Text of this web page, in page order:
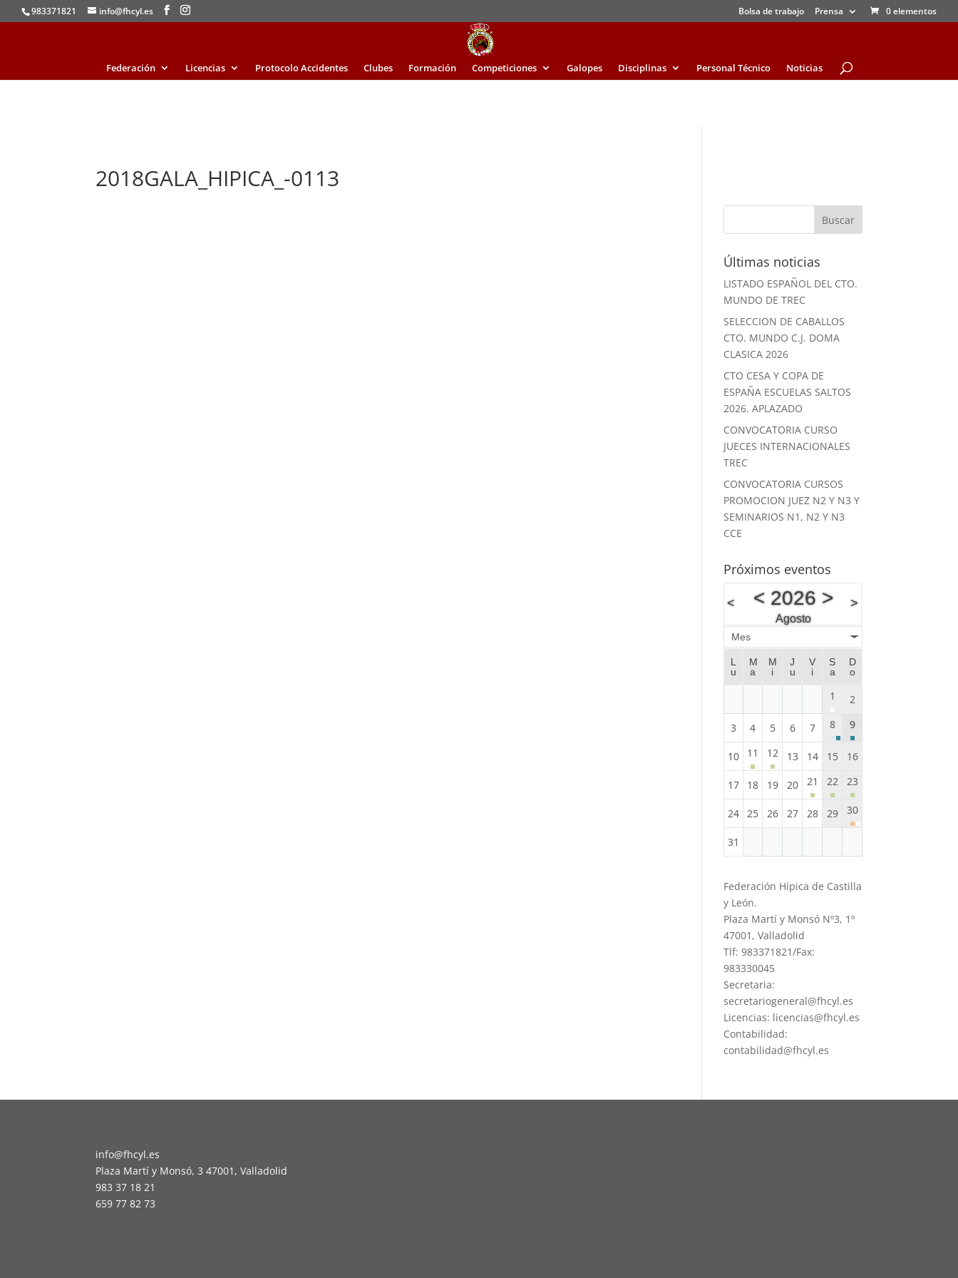
983371821 info@fhcyl.es Bolsa de trabajo Prensa 0 elementos
Federación Licencias Protocolo Accidentes Clubes Formación Competiciones Galopes Disciplinas Personal Técnico Noticias
2018GALA_HIPICA_-0113
Últimas noticias
LISTADO ESPAÑOL DEL CTO.
MUNDO DE TREC
SELECCION DE CABALLOS
CTO. MUNDO C.J. DOMA
CLASICA 2026
CTO CESA Y COPA DE
ESPAÑA ESCUELAS SALTOS
2026. APLAZADO
CONVOCATORIA CURSO
JUECES INTERNACIONALES
TREC
CONVOCATORIA CURSOS
PROMOCION JUEZ N2 Y N3 Y
SEMINARIOS N1, N2 Y N3
CCE
Próximos eventos
< <2026 >
Agosto
>
Mes
L
u
M
a
M
i
J
u
V
i
S
a
D
o
1 2
3 4 5 6 7 8 9
10 11 12 13 14 15 16
17 18 19 20 21 22 23
24 25 26 27 28 29 30
31
Federación Hípica de Castilla
y León.
Plaza Martí y Monsó Nº3, 1º
47001, Valladolid
Tlf: 983371821/Fax:
983330045
Secretaria:
secretariogeneral@fhcyl.es
Licencias: licencias@fhcyl.es
Contabilidad:
contabilidad@fhcyl.es
info@fhcyl.es
Plaza Martí y Monsó, 3 47001, Valladolid
983 37 18 21
659 77 82 73